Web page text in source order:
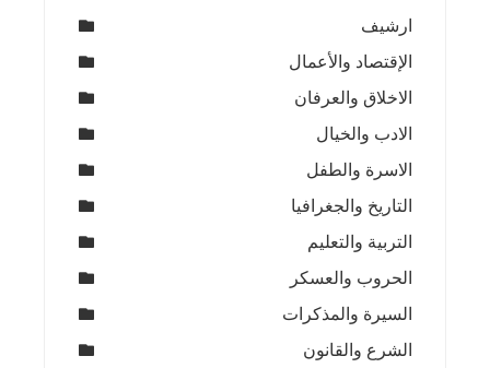
ارشيف
الإقتصاد والأعمال
الاخلاق والعرفان
الادب والخيال
الاسرة والطفل
التاريخ والجغرافيا
التربية والتعليم
الحروب والعسكر
السيرة والمذكرات
الشرع والقانون